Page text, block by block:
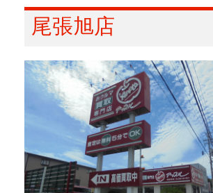
尾張旭店